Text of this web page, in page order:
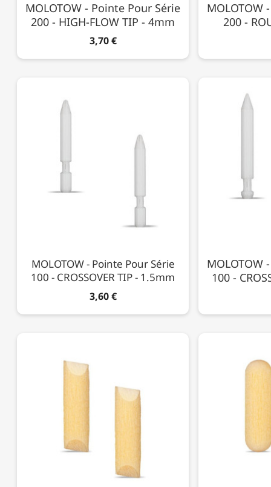
MOLOTOW - Pointe Pour Série
200 - HIGH-FLOW TIP - 4mm
3,70 €
MOLOTOW
200 -
MOLOTOW - Pointe Pour Série
100 - CROSSOVER TIP - 1.5mm
3,60 €
MOLOTOW
100 -